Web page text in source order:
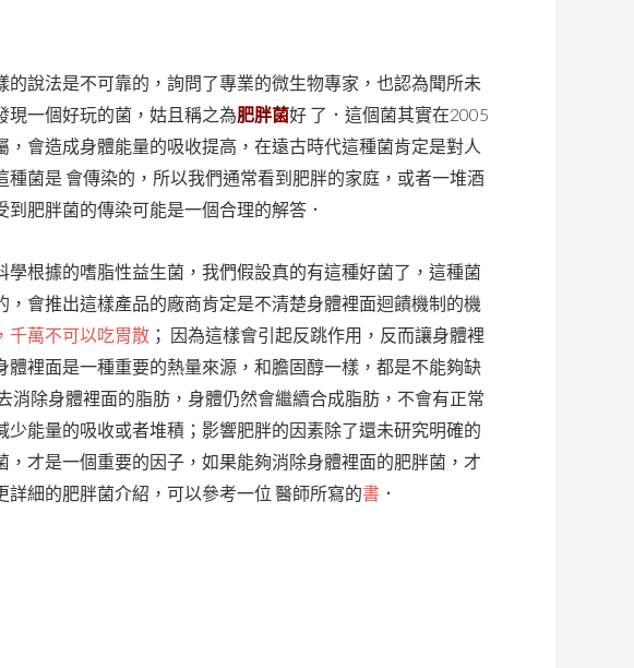
的說法是不可靠的，詢問了專業的微生物專家，也認為聞所未
現一個好玩的菌，姑且稱之為肥胖菌好 了．這個菌其實在2005
會造成身體能量的吸收提高，在遠古時代這種菌肯定是對人
菌是 會傳染的，所以我們通常看到肥胖的家庭，或者一堆酒
肥胖菌的傳染可能是一個合理的解答．
根據的嗜脂性益生菌，我們假設真的有這種好菌了，這種菌
會推出這樣產品的廠商肯定是不清楚身體裡面迴饋機制的機
千萬不可以吃胃散 ； 因為這樣會引起反跳作用，反而讓身體裡
體裡面是一種重要的熱量來源，和膽固醇一樣，都是不能夠缺
消除身體裡面的脂肪，身體仍然會繼續合成脂肪，不會有正常
少能量的吸收或者堆積；影響肥胖的因素除了還未研究明確的
，才是一個重要的因子，如果能夠消除身體裡面的肥胖菌，才
細的肥胖菌介紹，可以參考一位 醫師所寫的書 ．